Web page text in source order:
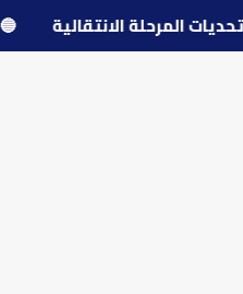
تحديات المرحلة الانتقالية